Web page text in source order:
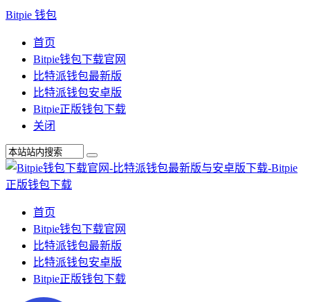
Bitpie 钱包
首页
Bitpie钱包下载官网
比特派钱包最新版
比特派钱包安卓版
Bitpie正版钱包下载
关闭
首页
Bitpie钱包下载官网
比特派钱包最新版
比特派钱包安卓版
Bitpie正版钱包下载